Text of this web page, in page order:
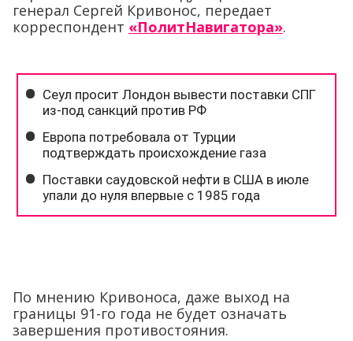
генерал Сергей Кривонос, передает
корреспондент «ПолитНавигатора».
По мнению Кривоноса, даже выход на
границы 91-го года не будет означать
завершения противостояния.